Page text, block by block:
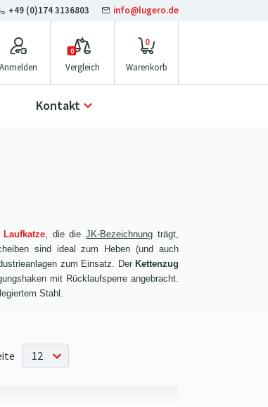
Anmelden Vergleich
0
0
Kontakt
+49 (0)174 3136803 info@lugero.de
Laufkatze, die dieJK-Bezeichnung trägt,
sind ideal zum Heben (und auch
zum Einsatz. Der Kettenzug
mit Rücklaufsperre angebracht.
Stahl.